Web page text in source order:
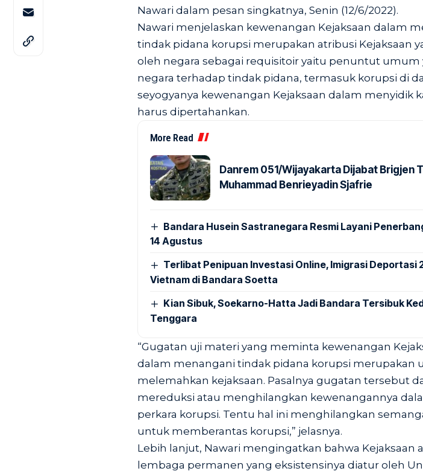
Nawari dalam pesan singkatnya, Senin (12/6/2022).
Nawari menjelaskan kewenangan Kejaksaan dalam
tindak pidana korupsi merupakan atribusi Kejaksaan
oleh negara sebagai requisitoir yaitu penuntut umum
negara terhadap tindak pidana, termasuk korupsi di
seyogyanya kewenangan Kejaksaan dalam menyidik
harus dipertahankan.
More Read
Danrem 051/Wijayakarta Dijabat Brigjen
Muhammad Benrieyadin Sjafrie
Bandara Husein Sastranegara Resmi Layani
14 Agustus
Terlibat Penipuan Investasi Online, Imigrasi Deportasi
Vietnam di Bandara Soetta
Kian Sibuk, Soekarno-Hatta Jadi Bandara Tersibuk
Tenggara
“Gugatan uji materi yang meminta kewenangan
dalam menangani tindak pidana korupsi merupakan
melemahkan kejaksaan. Pasalnya gugatan tersebut
mereduksi atau menghilangkan kewenangannya
perkara korupsi. Tentu hal ini menghilangkan
untuk memberantas korupsi,” jelasnya.
Lebih lanjut, Nawari mengingatkan bahwa Kejaksaan
lembaga permanen yang eksistensinya diatur oleh